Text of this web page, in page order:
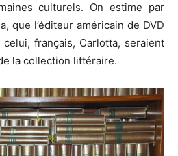
culturels. On estime par
que l’éditeur américain de DVD
français, Carlotta, seraient
la collection littéraire.